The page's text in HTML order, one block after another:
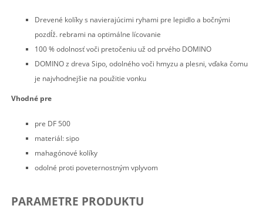
Drevené kolíky s navierajúcimi ryhami pre lepidlo a bočnými
pozdĺž. rebrami na optimálne lícovanie
100 % odolnosť voči pretočeniu už od prvého DOMINO
DOMINO z dreva Sipo, odolného voči hmyzu a plesni, vďaka čomu
je najvhodnejšie na použitie vonku
Vhodné pre
pre DF 500
materiál: sipo
mahagónové kolíky
odolné proti poveternostným vplyvom
PARAMETRE PRODUKTU